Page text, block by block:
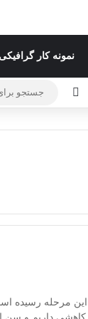
نمونه کار گرافیکی
تغییر پوسته
این مرحله رسیده